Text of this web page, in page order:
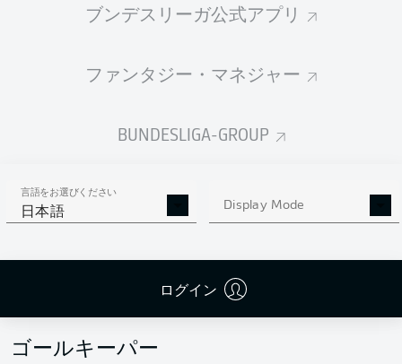
ブンデスリーガ公式アプリ
ファンタジー・マネジャー
BUNDESLIGA-GROUP
言語をお選びください
日本語 Display Mode
ログイン
Tjark Ernst
Andreas Bouchalakis Aymen Barkok
ゴールキーパー